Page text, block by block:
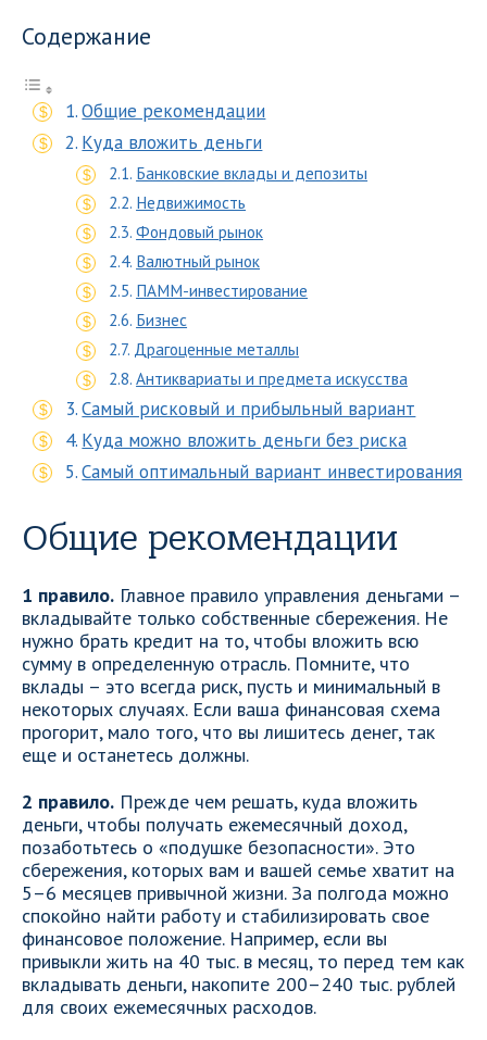
Содержание
Общие рекомендации
Куда вложить деньги
Банковские вклады и депозиты
Недвижимость
Фондовый рынок
Валютный рынок
ПАММ-инвестирование
Бизнес
Драгоценные металлы
Антиквариаты и предмета искусства
Самый рисковый и прибыльный вариант
Куда можно вложить деньги без риска
Самый оптимальный вариант инвестирования
Общие рекомендации
1 правило. Главное правило управления деньгами –
вкладывайте только собственные сбережения. Не
нужно брать кредит на то, чтобы вложить всю
сумму в определенную отрасль. Помните, что
вклады – это всегда риск, пусть и минимальный в
некоторых случаях. Если ваша финансовая схема
прогорит, мало того, что вы лишитесь денег, так
еще и останетесь должны.
2 правило. Прежде чем решать, куда вложить
деньги, чтобы получать ежемесячный доход,
позаботьтесь о «подушке безопасности». Это
сбережения, которых вам и вашей семье хватит на
5–6 месяцев привычной жизни. За полгода можно
спокойно найти работу и стабилизировать свое
финансовое положение. Например, если вы
привыкли жить на 40 тыс. в месяц, то перед тем как
вкладывать деньги, накопите 200–240 тыс. рублей
для своих ежемесячных расходов.